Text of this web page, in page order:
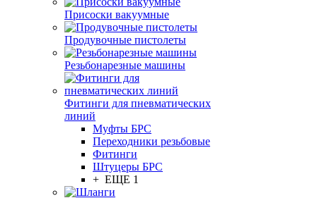
Присоски вакуумные
Продувочные пистолеты
Резьбонарезные машины
Фитинги для пневматических
линий
Муфты БРС
Переходники резьбовые
Фитинги
Штуцеры БРС
+ ЕЩЕ 1